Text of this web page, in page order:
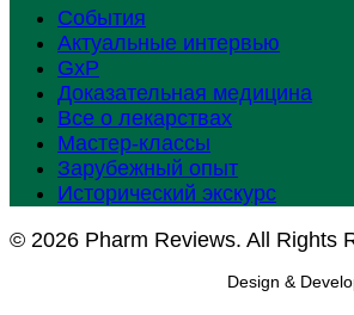
События
Актуальные интервью
GxP
Доказательная медицина
Все о лекарствах
Мастер-классы
Зарубежный опыт
Исторический экскурс
© 2026 Pharm Reviews. All Rights
Design &